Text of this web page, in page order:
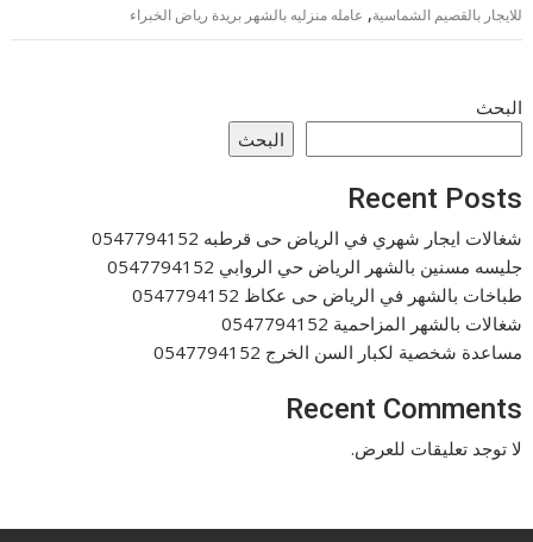
للايجار بالقصيم الشماسية, عامله منزليه بالشهر بريدة رياض الخبراء
البحث
البحث
Recent Posts
شغالات ايجار شهري في الرياض حى قرطبه 0547794152
جليسه مسنين بالشهر الرياض حي الروابي 0547794152
طباخات بالشهر في الرياض حى عكاظ 0547794152
شغالات بالشهر المزاحمية 0547794152
مساعدة شخصية لكبار السن الخرج 0547794152
Recent Comments
لا توجد تعليقات للعرض.